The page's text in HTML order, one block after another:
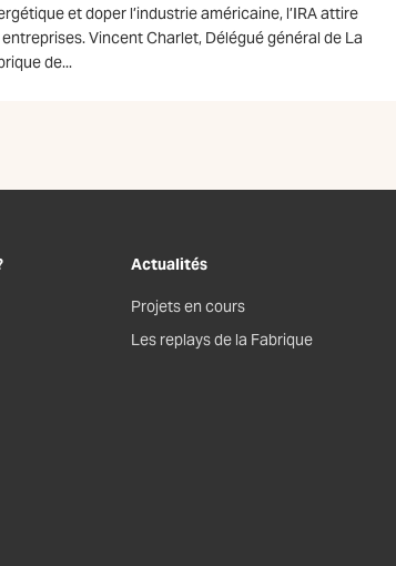
et doper l’industrie américaine, l’IRA attire
entreprises. Vincent Charlet, Délégué général de La
de...
Actualités
Projets en cours
Les replays de la Fabrique